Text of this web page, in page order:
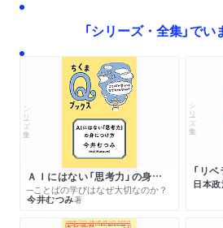
「シリーズ・全集」で
シリーズ・全集
ＡＩにはない「思考力」の身につけ方
─ことばの学びはなぜ大切なのか？
今井むつみ著
シリーズ・全集
日本